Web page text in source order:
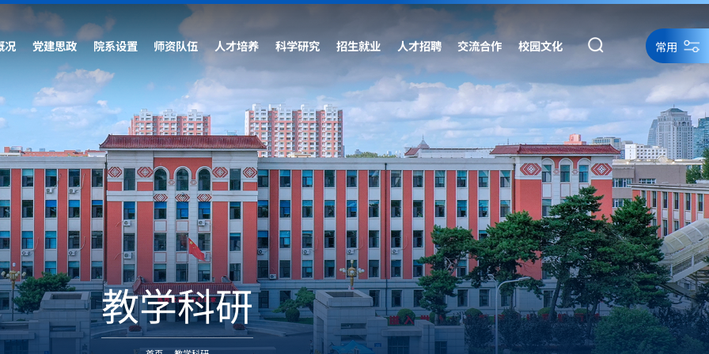
况 党建思政 院系设置 师资队伍 人才培养 科学研究 招生就业 人才招聘 交流合作 校园文化 常用
教学科研